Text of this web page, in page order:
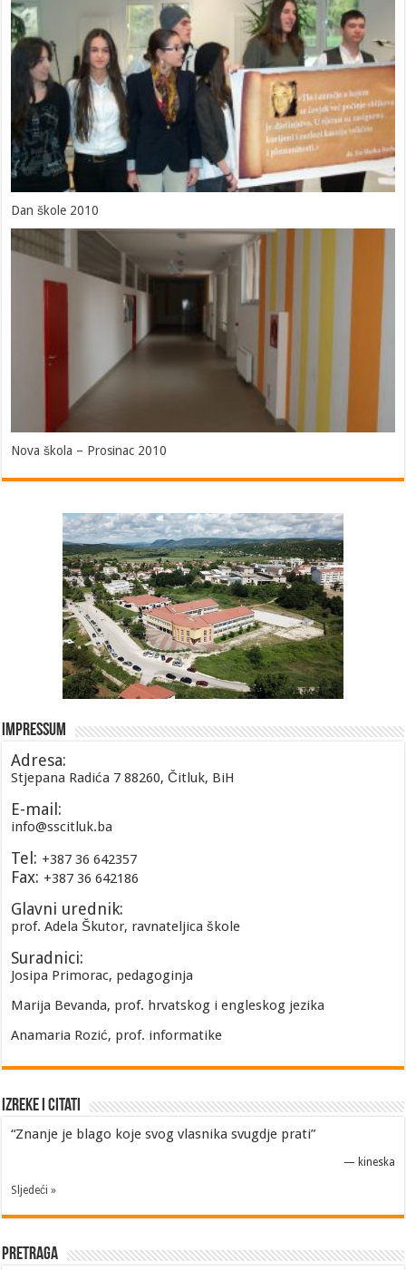
Dan škole 2010
Nova škola – Prosinac 2010
Impressum
Adresa:
Stjepana Radića 7 88260, Čitluk, BiH
E-mail:
info@sscitluk.ba
Tel: +387 36 642357
Fax: +387 36 642186
Glavni urednik:
prof. Adela Škutor, ravnateljica škole
Suradnici:
Josipa Primorac, pedagoginja
Marija Bevanda, prof. hrvatskog i engleskog jezika
Anamaria Rozić, prof. informatike
Izreke i Citati
“Znanje je blago koje svog vlasnika svugdje prati”
— kineska
Sljedeći »
Pretraga